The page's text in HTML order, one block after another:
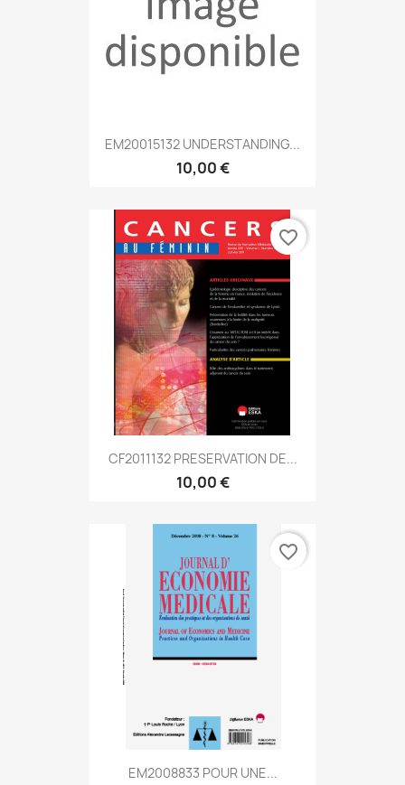
EM20015132 UNDERSTANDING...
10,00 €
CF2011132 PRESERVATION DE...
10,00 €
favorite_border
EM2008833 POUR UNE...
favorite_border